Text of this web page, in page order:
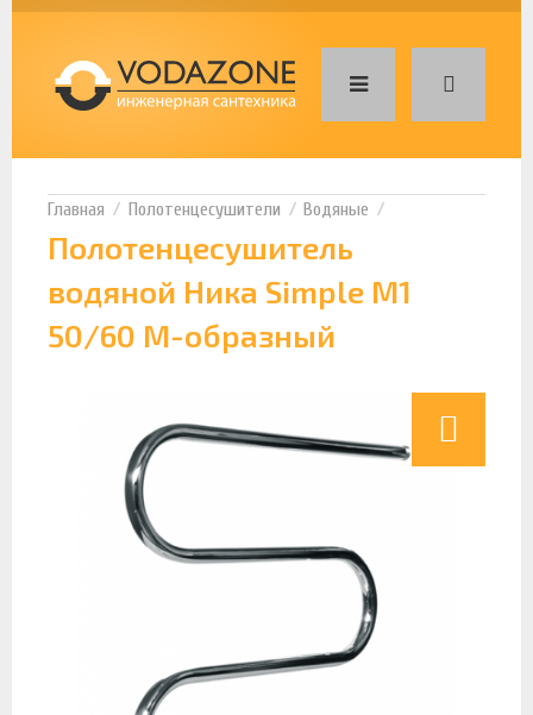
Полотенцесушители Водяные
Полотенцесушитель
водяной Ника Simple М1
50/60 М-образный